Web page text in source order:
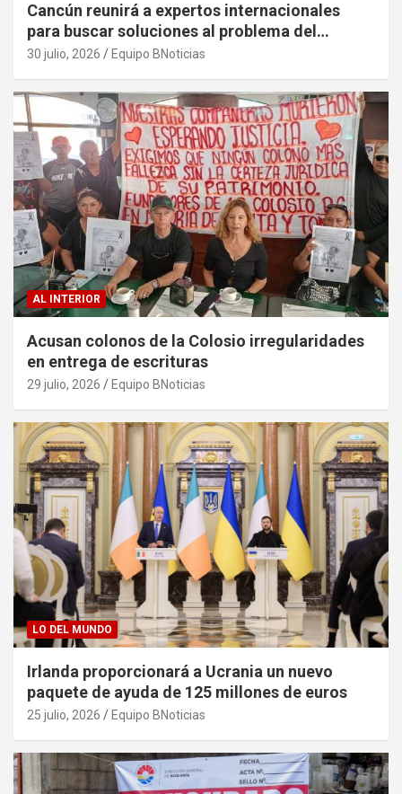
Cancún reunirá a expertos internacionales
para buscar soluciones al problema del
sargazo
30 julio, 2026 Equipo BNoticias
AL INTERIOR
Acusan colonos de la Colosio irregularidades
en entrega de escrituras
29 julio, 2026 Equipo BNoticias
LO DEL MUNDO
Irlanda proporcionará a Ucrania un nuevo
paquete de ayuda de 125 millones de euros
25 julio, 2026 Equipo BNoticias